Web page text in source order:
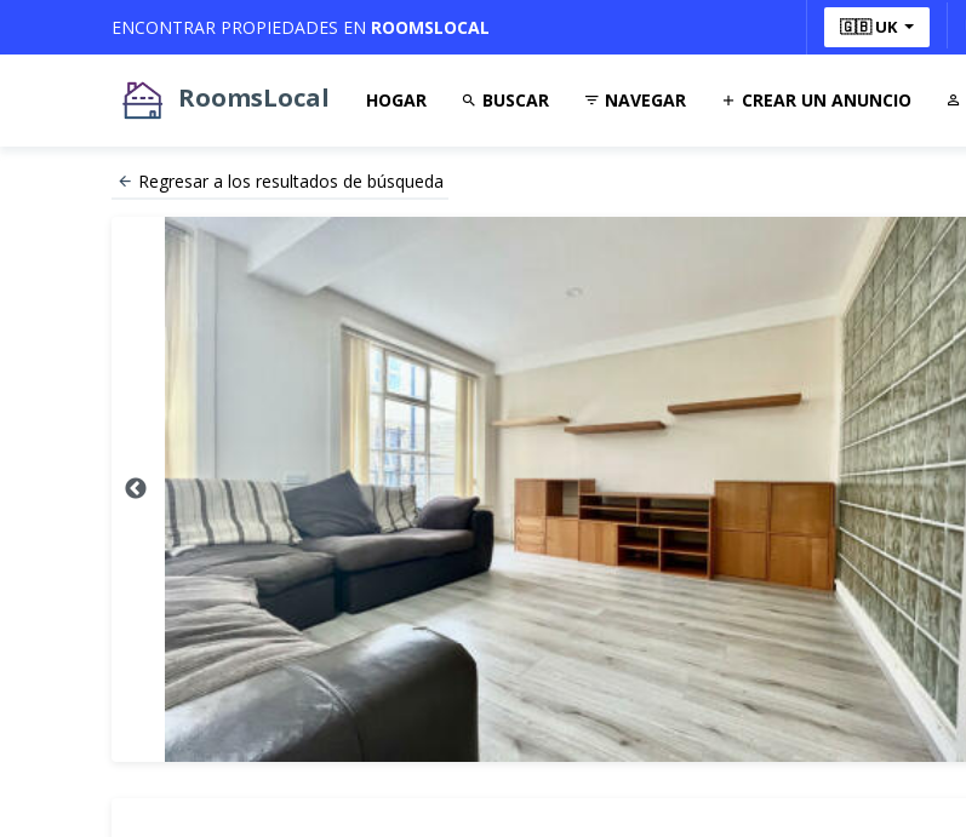
ENCONTRAR PROPIEDADES EN ROOMSLOCAL 🇬🇧 UK
RoomsLocal HOGAR BUSCAR NAVEGAR CREAR UN ANUNCIO
Regresar a los resultados de búsqueda